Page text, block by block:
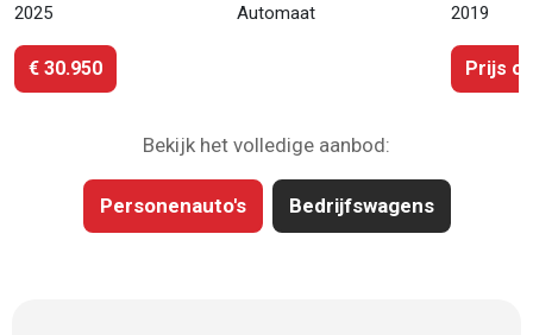
2025 Automaat
€ 30.950
2019
Prijs
Bekijk het volledige aanbod:
Personenauto's Bedrijfswagens